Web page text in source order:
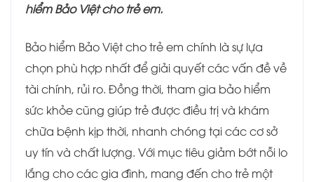
hiểm Bảo Việt cho trẻ em.
Bảo hiểm Bảo Việt cho trẻ em chính là sự lựa
chọn phù hợp nhất để giải quyết các vấn đề về
tài chính, rủi ro. Đồng thời, tham gia bảo hiểm
sức khỏe cũng giúp trẻ được điều trị và khám
chữa bệnh kịp thời, nhanh chóng tại các cơ sở
uy tín và chất lượng. Với mục tiêu giảm bớt nỗi lo
lắng cho các gia đình, mang đến cho trẻ một